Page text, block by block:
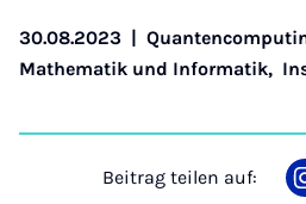
30.08.2023 |
Mathematik und Informatik,
Beitrag teilen auf: